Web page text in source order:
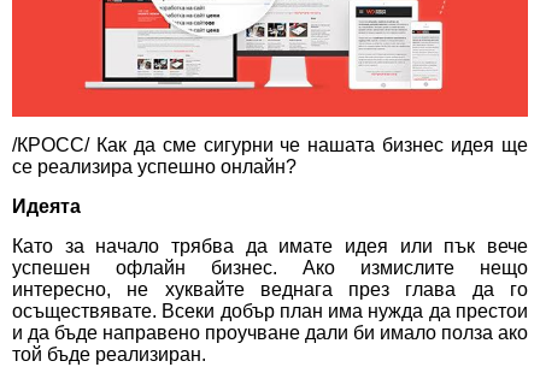
/КРОСС/ Как да сме сигурни че нашата бизнес идея ще
се реализира успешно онлайн?
Идеята
Като за начало трябва да имате идея или пък вече
успешен офлайн бизнес. Ако измислите нещо
интересно, не хуквайте веднага през глава да го
осъществявате. Всеки добър план има нужда да престои
и да бъде направено проучване дали би имало полза ако
той бъде реализиран.